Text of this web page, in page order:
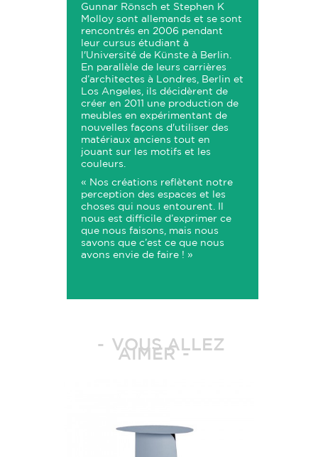
Gunnar Rönsch et Stephen K
Molloy sont allemands et se sont
rencontrés en 2006 pendant
leur cursus étudiant à
l'Université de Künste à Berlin.
En parallèle de leurs carrières
d’architectes à Londres, Berlin et
Los Angeles, ils décidèrent de
créer en 2011 une production de
meubles en expérimentant de
nouvelles façons d'utiliser des
matériaux anciens tout en
jouant sur les motifs et les
couleurs.
« Nos créations reflètent notre
perception des espaces et les
choses qui nous entourent. Il
nous est difficile d’exprimer ce
que nous faisons, mais nous
savons que c’est ce que nous
avons envie de faire ! »
VOUS ALLEZ
AIMER